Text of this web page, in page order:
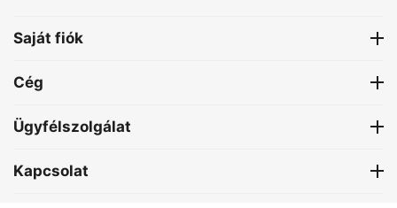
Saját fiók
Cég
Ügyfélszolgálat
Kapcsolat